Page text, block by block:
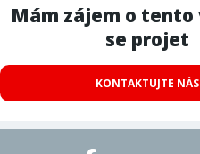
Mám zájem o tento
se projet
KONTAKTUJTE NÁS